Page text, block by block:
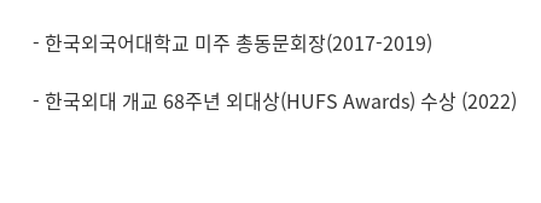
- 한국외국어대학교 미주 총동문회장(2017-2019)
- 한국외대 개교 68주년 외대상(HUFS Awards) 수상 (2022)